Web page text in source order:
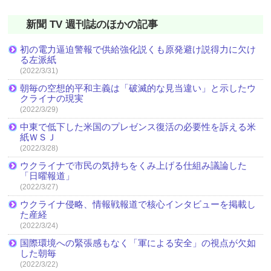
新聞 TV 週刊誌のほかの記事
初の電力逼迫警報で供給強化説くも原発避け説得力に欠け
る左派紙
(2022/3/31)
朝毎の空想的平和主義は「破滅的な見当違い」と示したウ
クライナの現実
(2022/3/29)
中東で低下した米国のプレゼンス復活の必要性を訴える米
紙ＷＳＪ
(2022/3/28)
ウクライナで市民の気持ちをくみ上げる仕組み議論した
「日曜報道」
(2022/3/27)
ウクライナ侵略、情報戦報道で核心インタビューを掲載し
た産経
(2022/3/24)
国際環境への緊張感もなく「軍による安全」の視点が欠如
した朝毎
(2022/3/22)